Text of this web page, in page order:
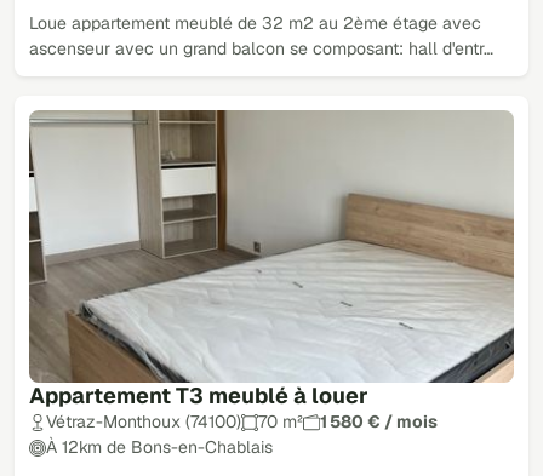
Loue appartement meublé de 32 m2 au 2ème étage avec
ascenseur avec un grand balcon se composant: hall d'entr…
Appartement T3 meublé à louer
Vétraz-Monthoux (74100) 70 m²
1 580 € / mois
À 12km de Bons-en-Chablais